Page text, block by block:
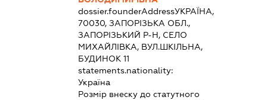
dossier.founderAddressУКРАЇНА,
70030, ЗАПОРІЗЬКА ОБЛ.,
ЗАПОРІЗЬКИЙ Р-Н, СЕЛО
МИХАЙЛІВКА, ВУЛ.ШКІЛЬНА,
БУДИНОК 11
statements.nationality:
Україна
Розмір внеску до статутного